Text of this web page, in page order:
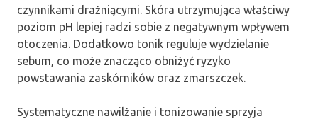
czynnikami drażniącymi. Skóra utrzymująca właściwy
poziom pH lepiej radzi sobie z negatywnym wpływem
otoczenia. Dodatkowo tonik reguluje wydzielanie
sebum, co może znacząco obniżyć ryzyko
powstawania zaskórników oraz zmarszczek.
Systematyczne nawilżanie i tonizowanie sprzyja